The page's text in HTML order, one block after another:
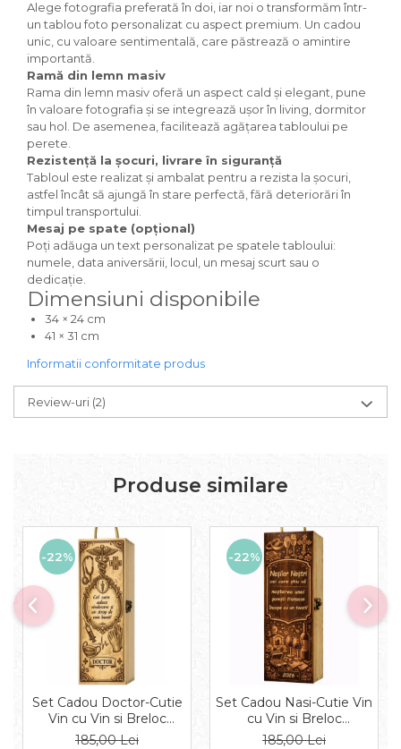
Alege fotografia preferată în doi, iar noi o transformăm într-
un tablou foto personalizat cu aspect premium. Un cadou
unic, cu valoare sentimentală, care păstrează o amintire
importantă.
Ramă din lemn masiv
Rama din lemn masiv oferă un aspect cald și elegant, pune
în valoare fotografia și se integrează ușor în living, dormitor
sau hol. De asemenea, facilitează agățarea tabloului pe
perete.
Rezistență la șocuri, livrare în siguranță
Tabloul este realizat și ambalat pentru a rezista la șocuri,
astfel încât să ajungă în stare perfectă, fără deteriorări în
timpul transportului.
Mesaj pe spate (opțional)
Poți adăuga un text personalizat pe spatele tabloului:
numele, data aniversării, locul, un mesaj scurt sau o
dedicație.
Dimensiuni disponibile
34 × 24 cm
41 × 31 cm
Informatii conformitate produs
Review-uri (2)
Produse similare
-22%
Set Cadou Doctor-Cutie
Vin cu Vin si Breloc
Personalizate
185,00 Lei
-22%
Set Cadou Nasi-Cutie Vin
cu Vin si Breloc
Personalizate
185,00 Lei